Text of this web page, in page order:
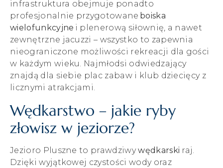
infrastruktura obejmuje ponadto
profesjonalnie przygotowane boiska
wielofunkcyjne i plenerową siłownię, a nawet
zewnętrzne jacuzzi – wszystko to zapewnia
nieograniczone możliwości rekreacji dla gości
w każdym wieku​. Najmłodsi odwiedzający
znajdą dla siebie plac zabaw i klub dziecięcy z
licznymi atrakcjami.
Wędkarstwo – jakie ryby
złowisz w jeziorze?
Jezioro Pluszne to prawdziwywędkarski raj.
Dzięki wyjątkowej czystości wody oraz